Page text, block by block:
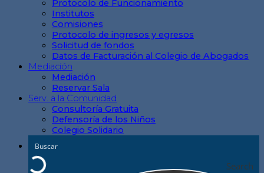
Protocolo de Funcionamiento
Institutos
Comisiones
Protocolo de ingresos y egresos
Solicitud de fondos
Datos de Facturación al Colegio de Abogados
Mediación
Mediación
Reservar Sala
Serv. a la Comunidad
Consultoría Gratuita
Defensoría de los Niños
Colegio Solidario
Search